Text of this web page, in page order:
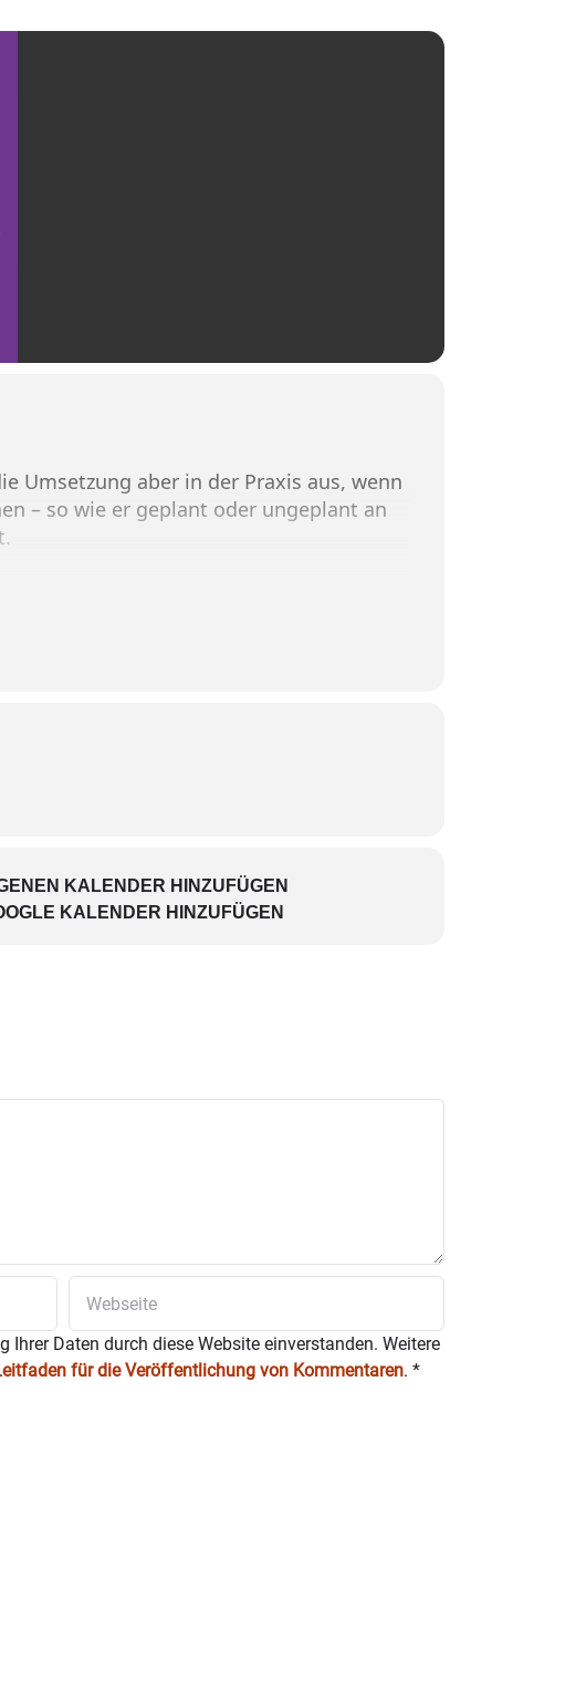
Umsetzung aber in der Praxis aus, wenn
– so wie er geplant oder ungeplant an
lassen und zugleich in Punkto
KALENDER HINZUFÜGEN
KALENDER HINZUFÜGEN
Daten durch diese Website einverstanden. Weitere
für die Veröffentlichung von Kommentaren. *